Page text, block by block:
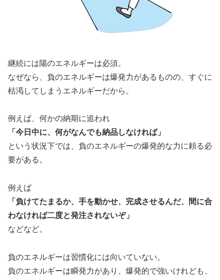
継続には陽のエネルギーは必須。
なぜなら、負のエネルギーは爆発力があるものの、すぐに
枯渇してしまうエネルギーだから。
例えば、何かの納期に追われ
「今日中に、何がなんでも納品しなければ」
という状況下では、負のエネルギーの爆発的な力に頼る必
要がある。
例えば
「負けてたまるか、手を動かせ、完成させるんだ、間に合
わなければ二度と発注されないぞ」
などなど。
負のエネルギーは習慣化には向いていない。
負のエネルギーは瞬発力があり、爆発的で強いけれども、